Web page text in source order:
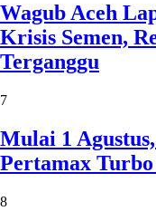
Wagub Aceh
Krisis Semen,
Terganggu
7
Mulai 1
Pertamax
8